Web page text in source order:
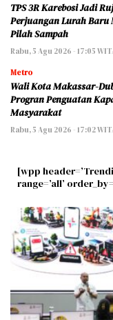
TPS 3R Karebosi Jadi
Perjuangan Lurah Baru
Pilah Sampah
Rabu, 5 Agu 2026 - 17:05
Metro
Wali Kota Makassar-
Progran Penguatan
Masyarakat
Rabu, 5 Agu 2026 - 17:02
[wpp
range=’all’